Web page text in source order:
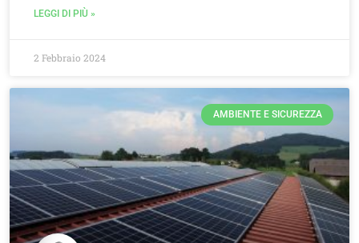
LEGGI DI PIÙ »
2 Febbraio 2024
AMBIENTE E SICUREZZA